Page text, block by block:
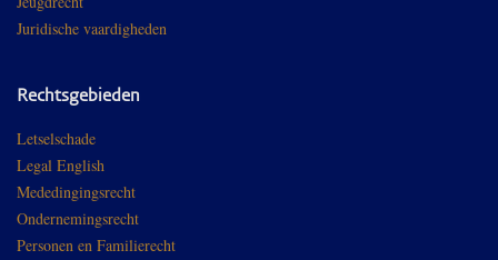
Juridische vaardigheden
Rechtsgebieden
Letselschade
Legal English
Mededingingsrecht
Ondernemingsrecht
Personen en Familierecht